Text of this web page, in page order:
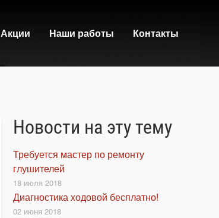
Акции Наши работы Контакты
Новости на эту тему
Требуется мастер по ремонту
глушителей
18 июля 2018
Диагностика ходовой бесплатно!
02 июня 2018